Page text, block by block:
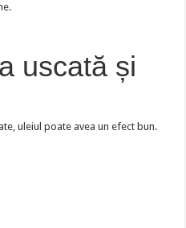
uscată și
uleiul poate avea un efect bun.